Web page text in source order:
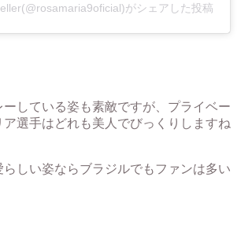
がシェアした投稿
している姿も素敵ですが、プライベー
ア選手はどれも美人でびっくりしますね
らしい姿ならブラジルでもファンは多い